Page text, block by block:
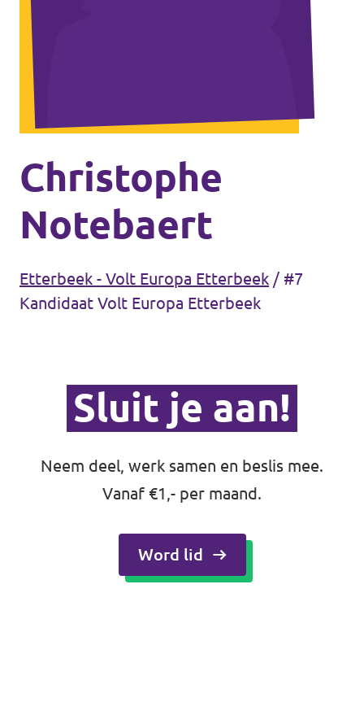
Volt Antwerpen
Volt Leuven
Volt Tervuren
Volt West-Vlaanderen
Agenda
Doneer
Word lid
Brussel-stad
Oudergem
Homepage
Christophe
Notebaert
Etterbeek - Volt Europa Etterbeek / #7
Kandidaat Volt Europa Etterbeek
Sluit je aan!
Neem deel, werk samen en beslis mee.
Vanaf €1,- per maand.
Word lid